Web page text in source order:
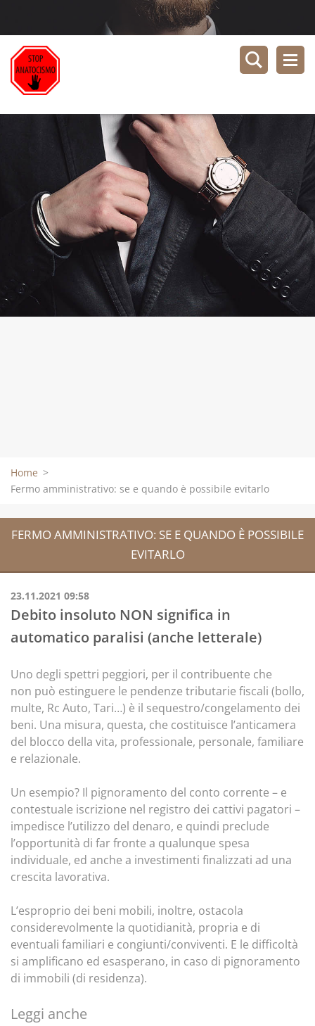
Home >
Fermo amministrativo: se e quando è possibile evitarlo
FERMO AMMINISTRATIVO: SE E QUANDO È POSSIBILE
EVITARLO
23.11.2021 09:58
Debito insoluto NON significa in
automatico paralisi (anche letterale)
Uno degli spettri peggiori, per il contribuente che
non può estinguere le pendenze tributarie fiscali (bollo,
multe, Rc Auto, Tari…) è il sequestro/congelamento dei
beni. Una misura, questa, che costituisce l’anticamera
del blocco della vita, professionale, personale, familiare
e relazionale.
Un esempio? Il pignoramento del conto corrente – e
contestuale iscrizione nel registro dei cattivi pagatori –
impedisce l’utilizzo del denaro, e quindi preclude
l’opportunità di far fronte a qualunque spesa
individuale, ed anche a investimenti finalizzati ad una
crescita lavorativa.
L’esproprio dei beni mobili, inoltre, ostacola
considerevolmente la quotidianità, propria e di
eventuali familiari e congiunti/conviventi. E le difficoltà
si amplificano ed esasperano, in caso di pignoramento
di immobili (di residenza).
Leggi anche